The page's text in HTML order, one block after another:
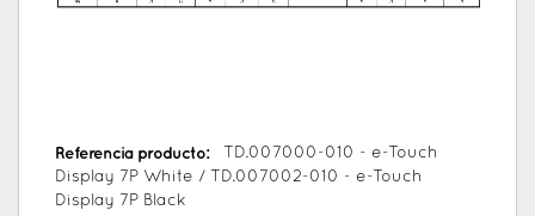
Referencia producto:
TD.007000-010 - e-Touch
Display 7P White / TD.007002-010 - e-Touch
Display 7P Black